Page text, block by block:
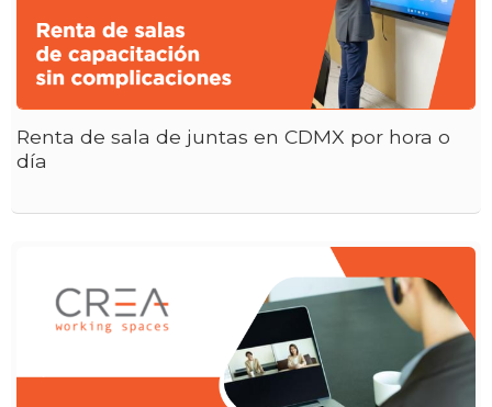
Renta de sala de juntas en CDMX por hora o
día